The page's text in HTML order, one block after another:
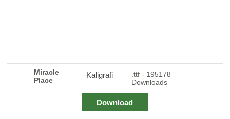
Miracle
Place
Kaligrafi
.ttf - 195178
Downloads
Download